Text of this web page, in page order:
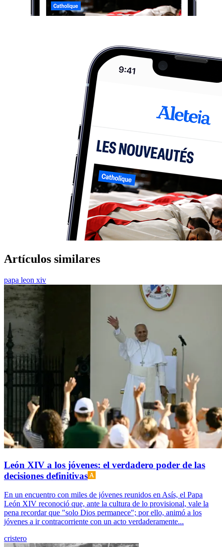
Artículos similares
papa leon xiv
León XIV a los jóvenes: el verdadero poder de las
decisiones definitivas
En un encuentro con miles de jóvenes reunidos en Asís, el Papa
León XIV reconoció que, ante la cultura de lo provisional, vale la
pena recordar que "solo Dios permanece"; por ello, animó a los
jóvenes a ir contracorriente con un acto verdaderamente...
cristero